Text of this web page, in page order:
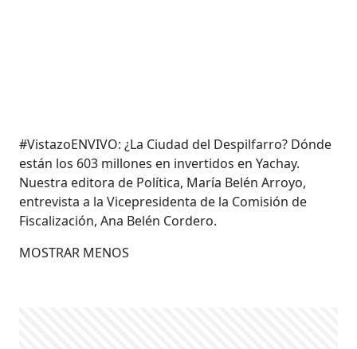
#VistazoENVIVO: ¿La Ciudad del Despilfarro? Dónde
están los 603 millones en invertidos en Yachay.
Nuestra editora de Política, María Belén Arroyo,
entrevista a la Vicepresidenta de la Comisión de
Fiscalización, Ana Belén Cordero.
MOSTRAR MENOS